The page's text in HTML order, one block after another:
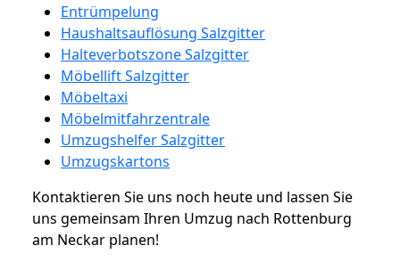
Entrümpelung
Haushaltsauflösung Salzgitter
Halteverbotszone Salzgitter
Möbellift Salzgitter
Möbeltaxi
Möbelmitfahrzentrale
Umzugshelfer Salzgitter
Umzugskartons
Kontaktieren Sie uns noch heute und lassen Sie
uns gemeinsam Ihren Umzug nach Rottenburg
am Neckar planen!